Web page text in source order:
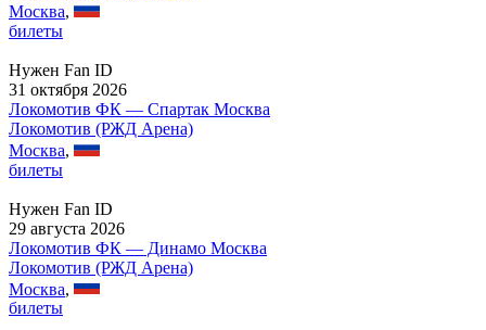
Москва,
билеты
Нужен Fan ID
31 октября 2026
Локомотив ФК — Спартак Москва
Локомотив (РЖД Арена)
Москва,
билеты
Нужен Fan ID
29 августа 2026
Локомотив ФК — Динамо Москва
Локомотив (РЖД Арена)
Москва,
билеты